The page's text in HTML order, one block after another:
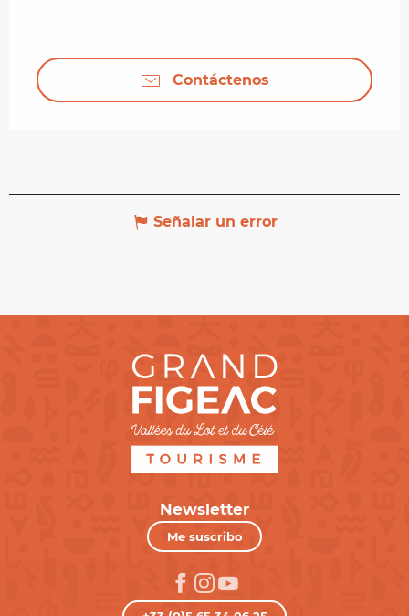
Contáctenos
Señalar un error
Newsletter
Me suscribo